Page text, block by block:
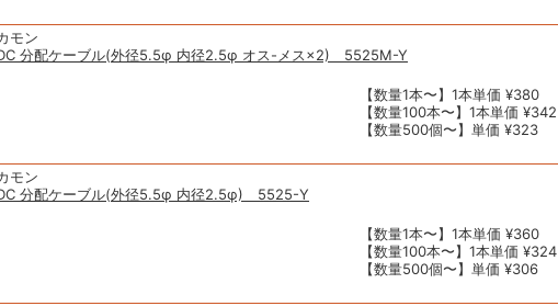
モン
分配ケーブル(外径5.5φ 内径2.5φ オス-メス×2) 5525M-Y
【数量1本〜】1本単価 ¥380
【数量100本〜】1本単価 ¥342
【数量500個〜】単価 ¥323
モン
分配ケーブル(外径5.5φ 内径2.5φ) 5525-Y
【数量1本〜】1本単価 ¥360
【数量100本〜】1本単価 ¥324
【数量500個〜】単価 ¥306